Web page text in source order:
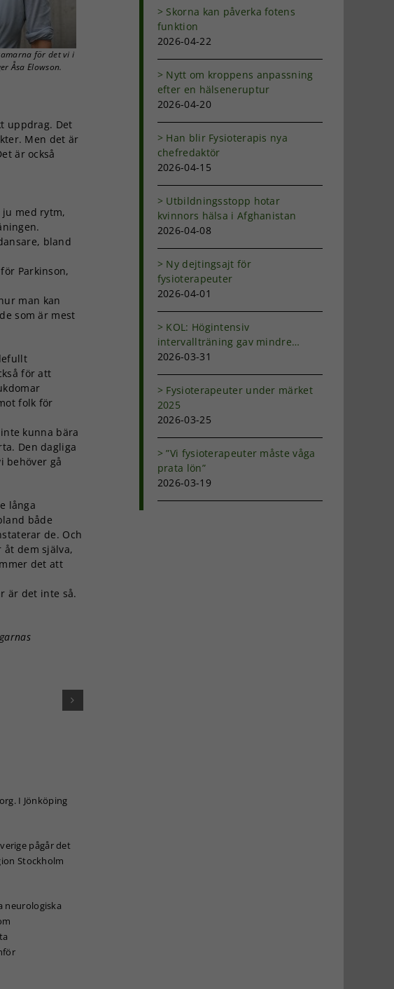
för det vi i
Åsa Elowson.
uppdrag. Det
Men det är
är också
ju med rytm,
bland
Parkinson,
man kan
som är mest
för att
folk för
kunna bära
Den dagliga
behöver gå
långa
både
de. Och
dem själva,
det att
är det inte så.
I Jönköping
pågår det
Stockholm
neurologiska
Skorna kan påverka fotens
funktion
2026-04-22
Nytt om kroppens anpassning
efter en hälseneruptur
2026-04-20
Han blir Fysioterapis nya
chefredaktör
2026-04-15
Utbildningsstopp hotar
kvinnors hälsa i Afghanistan
2026-04-08
Ny dejtingsajt för
fysioterapeuter
2026-04-01
KOL: Högintensiv
intervallträning gav mindre
andfåddhet
2026-03-31
Fysioterapeuter under märket
2025
2026-03-25
”Vi fysioterapeuter måste våga
prata lön”
2026-03-19